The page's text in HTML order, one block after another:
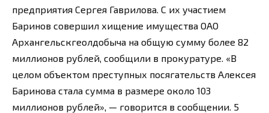
предприятия Сергея Гаврилова. С их участием
Баринов совершил хищение имущества ОАО
Архангельскгеолдобыча на общую сумму более 82
миллионов рублей, сообщили в прокуратуре. «В
целом объектом преступных посягательств Алексея
Баринова стала сумма в размере около 103
миллионов рублей», — говорится в сообщении. 5